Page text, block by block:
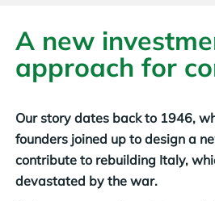
A new
approach for
Our story dates back to 1946,
founders joined up to design a
contribute to rebuilding Italy,
devastated by the war.